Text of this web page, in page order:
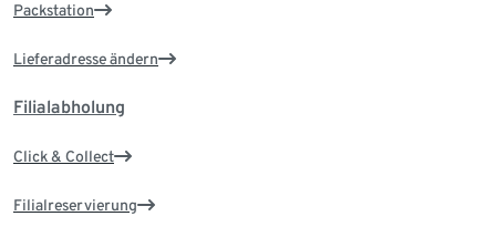
Packstation
Lieferadresse ändern
Filialabholung
Click & Collect
Filialreservierung